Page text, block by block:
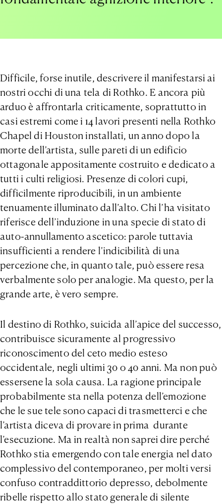
Difficile, forse inutile, descrivere il manifestarsi ai
nostri occhi di una tela di Rothko. E ancora più
arduo è affrontarla criticamente, soprattutto in
casi estremi come i 14 lavori presenti nella Rothko
Chapel di Houston installati, un anno dopo la
morte dell’artista, sulle pareti di un edificio
ottagonale appositamente costruito e dedicato a
tutti i culti religiosi. Presenze di colori cupi,
difficilmente riproducibili, in un ambiente
tenuamente illuminato dall’alto. Chi l’ha visitato
riferisce dell’induzione in una specie di stato di
auto-annullamento ascetico: parole tuttavia
insufficienti a rendere l’indicibilità di una
percezione che, in quanto tale, può essere resa
verbalmente solo per analogie. Ma questo, per la
grande arte, è vero sempre.
Il destino di Rothko, suicida all’apice del successo,
contribuisce sicuramente al progressivo
riconoscimento del ceto medio esteso
occidentale, negli ultimi 30 o 40 anni. Ma non può
essersene la sola causa. La ragione principale
probabilmente sta nella potenza dell’emozione
che le sue tele sono capaci di trasmetterci e che
l’artista diceva di provare in prima durante
l’esecuzione. Ma in realtà non saprei dire perché
Rothko stia emergendo con tale energia nel dato
complessivo del contemporaneo, per molti versi
confuso contraddittorio depresso, debolmente
ribelle rispetto allo stato generale di silente